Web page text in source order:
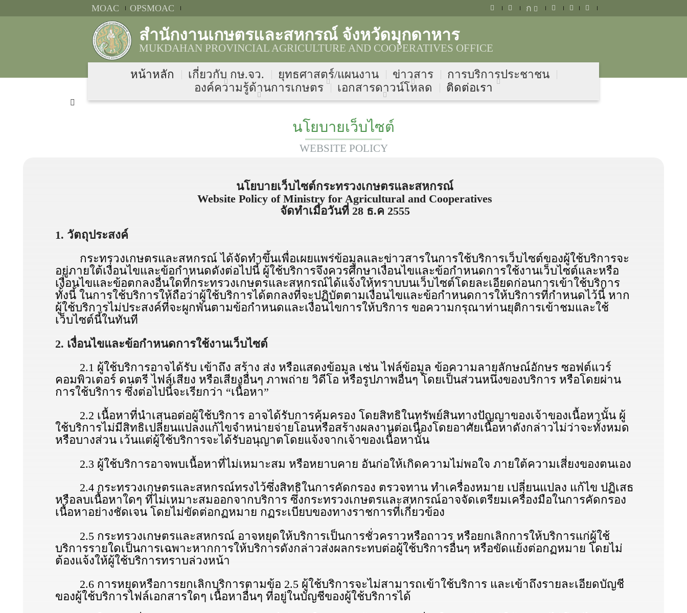
MOAC OPSMOAC ก
สำนักงานเกษตรและสหกรณ์ จังหวัดมุกดาหาร
MUKDAHAN PROVINCIAL AGRICULTURE AND COOPERATIVES OFFICE
หน้าหลัก เกี่ยวกับ กษ.จว. ยุทธศาสตร์/แผนงาน ข่าวสาร
การบริการประชาชน
องค์ความรู้ด้านการเกษตร
เอกสารดาวน์โหลด ติดต่อเรา
นโยบายเว็บไซต์
WEBSITE POLICY
นโยบายเว็บไซต์กระทรวงเกษตรและสหกรณ์
Website Policy of Ministry for Agricultural and Cooperatives
จัดทำเมื่อวันที่ 28 ธ.ค 2555
1. วัตถุประสงค์
กระทรวงเกษตรและสหกรณ์ ได้จัดทําขึ้นเพื่อเผยแพร่ข้อมูลและข่าวสารในการใช้บริการเว็บไซต์ของผู้ใช้บริการจะ
อยู่ภายใต้เงื่อนไขและข้อกําหนดดังต่อไปนี้ ผู้ใช้บริการจึงควรศึกษาเงื่อนไขและข้อกําหนดการใช้งานเว็บไซต์และหรือ
เงื่อนไขและข้อตกลงอื่นใดที่กระทรวงเกษตรและสหกรณ์ได้แจ้งให้ทราบบนเว็บไซต์โดยละเอียดก่อนการเข้าใช้บริการ
ทั้งนี้ ในการใช้บริการให้ถือว่าผู้ใช้บริการได้ตกลงที่จะปฏิบัตตามเงื่อนไขและข้อกําหนดการให้บริการที่กําหนดไว้นี้ หาก
ผู้ใช้บริการไม่ประสงค์ที่จะผูกพันตามข้อกําหนดและเงื่อนไขการให้บริการ ขอความกรุณาท่านยุติการเข้าชมและใช้
เว็บไซต์นี้ในทันที
2. เงื่อนไขและข้อกําหนดการใช้งานเว็บไซต์
2.1 ผู้ใช้บริการอาจได้รับ เข้าถึง สร้าง ส่ง หรือแสดงข้อมูล เช่น ไฟล์ข้อมูล ข้อความลายลักษณ์อักษร ซอฟต์แวร์
คอมพิวเตอร์ ดนตรี ไฟล์เสียง หรือเสียงอื่นๆ ภาพถ่าย วิดีโอ หรือรูปภาพอื่นๆ โดยเป็นส่วนหนึ่งของบริการ หรือโดยผ่าน
การใช้บริการ ซึ่งต่อไปนี้จะเรียกว่า “เนื้อหา”
2.2 เนื้อหาที่นําเสนอต่อผู้ใช้บริการ อาจได้รับการคุ้มครอง โดยสิทธิในทรัพย์สินทางปัญญาของเจ้าของเนื้อหานั้น ผู้
ใช้บริการไม่มีสิทธิเปลี่ยนแปลงแก้ไขจําหน่ายจ่ายโอนหรือสร้างผลงานต่อเนื่องโดยอาศัยเนื้อหาดังกล่าวไม่ว่าจะทั้งหมด
หรือบางส่วน เว้นแต่ผู้ใช้บริการจะได้รับอนุญาตโดยแจ้งจากเจ้าของเนื้อหานั้น
2.3 ผู้ใช้บริการอาจพบเนื้อหาที่ไม่เหมาะสม หรือหยาบคาย อันก่อให้เกิดความไม่พอใจ ภายใต้ความเสี่ยงของตนเอง
2.4 กระทรวงเกษตรและสหกรณ์ทรงไว้ซึ่งสิทธิในการคัดกรอง ตรวจทาน ทําเครื่องหมาย เปลี่ยนแปลง แก้ไข ปฏิเสธ
หรือลบเนื้อหาใดๆ ที่ไม่เหมาะสมออกจากบริการ ซึ่งกระทรวงเกษตรและสหกรณ์อาจจัดเตรียมเครื่องมือในการคัดกรอง
เนื้อหาอย่างชัดเจน โดยไม่ขัดต่อกฏหมาย กฏระเบียบของทางราชการที่เกี่ยวข้อง
2.5 กระทรวงเกษตรและสหกรณ์ อาจหยุดให้บริการเป็นการชั่วคราวหรือถาวร หรือยกเลิกการให้บริการแก่ผู้ใช้
บริการรายใดเป็นการเฉพาะหากการให้บริการดังกล่าวส่งผลกระทบต่อผู้ใช้บริการอื่นๆ หรือขัดแย้งต่อกฏหมาย โดยไม่
ต้องแจ้งให้ผู้ใช้บริการทราบล่วงหน้า
2.6 การหยุดหรือการยกเลิกบริการตามข้อ 2.5 ผู้ใช้บริการจะไม่สามารถเข้าใช้บริการ และเข้าถึงรายละเอียดบัญชี
ของผู้ใช้บริการไฟล์เอกสารใดๆ เนื้อหาอื่นๆ ที่อยู่ในบัญชีของผู้ใช้บริการได้